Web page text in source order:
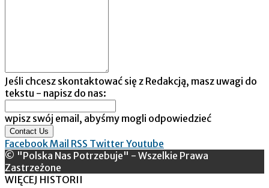
Jeśli chcesz skontaktować się z Redakcją, masz uwagi do
tekstu - napisz do nas:
wpisz swój email, abyśmy mogli odpowiedzieć
Contact Us
FacebookMail RSS Twitter Youtube
© "Polska Nas Potrzebuje" - Wszelkie Prawa
Zastrzeżone
WIĘCEJ HISTORII